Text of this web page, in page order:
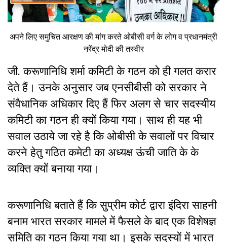
अपने लिए समुचित आरक्षण की मांग करते ओबीसी वर्ग के लोग व प्रधानमंत्री
नरेंद्र मोदी की तस्वीर
जी. करूणानिधि शर्मा कमिटी के गठन को ही गलत करार
देते हैं। उनके अनुसार जब एनसीबीसी को सरकार ने
संवैधानिक अधिकार दिए हैं फिर अलग से चार सदस्यीय
कमिटी का गठन ही क्यों किया गया। साथ ही यह भी
सवाल उठाये जा रहे है कि ओबीसी के सवालों पर विचार
करने हेतु गठित कमेटी का अध्यक्ष ऊंची जाति के के
व्यक्ति क्यों बनाया गया।
करूणानिधि बताते हैं कि सुप्रीम कोर्ट द्वारा इंदिरा साहनी
बनाम भारत सरकार मामले में फैसले के बाद एक विशेषज्ञ
समिति का गठन किया गया था। इसके सदस्यों में भारत